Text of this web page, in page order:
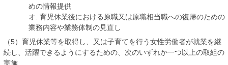
めの情報提供
オ. 育児休業後における原職又は原職相当職への復帰のための
業務内容や業務体制の見直し
（5）育児休業等を取得し、又は子育てを行う女性労働者が就業を継
続し、活躍できるようにするための、次のいずれか一つ以上の取組の
実施